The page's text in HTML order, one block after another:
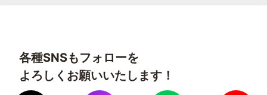
各種SNSもフォローを
よろしくお願いいたします！